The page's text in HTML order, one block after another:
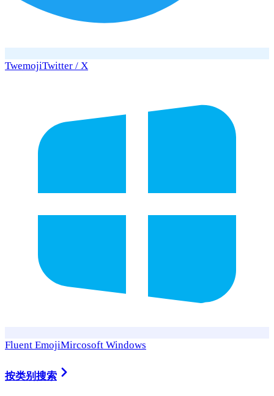
TwemojiTwitter / X
Fluent EmojiMircosoft Windows
按类别搜索